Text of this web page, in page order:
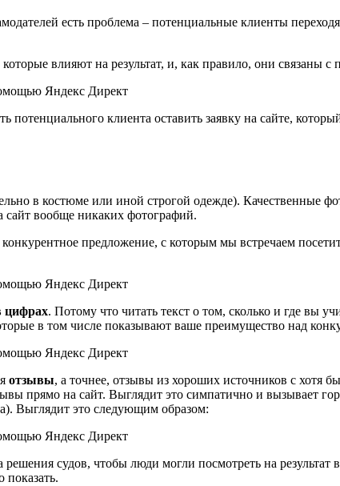
есть проблема – потенциальные клиенты
влияют на результат, и, как правило, они связаны
клиента оставить заявку на сайте,
в костюме или иной строгой одежде). Качественные
сайт вообще никаких фотографий.
предложение, с которым мы встречаем
цифрах. Потому что читать текст о том, сколько и где вы
в том числе показывают ваше преимущество над
отзывы, а точнее, отзывы из хороших источников с хотя
прямо на сайт. Выглядит это симпатично и вызывает
Выглядит это следующим образом:
решения судов, чтобы люди могли посмотреть на результат
показать.